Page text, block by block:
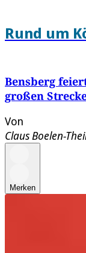
Rund um
Bensberg
großen
Von
Claus Boelen-
Merken